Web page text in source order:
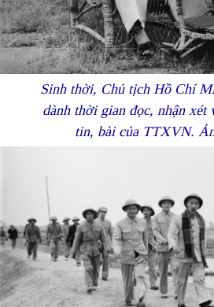
Sinh thời, Chủ tịch Hồ Chí
dành thời gian đọc, nhận xét
tin, bài của TTXVN.